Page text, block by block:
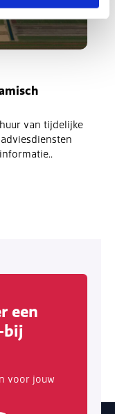
van tijdelijke
een
bij
voor jouw